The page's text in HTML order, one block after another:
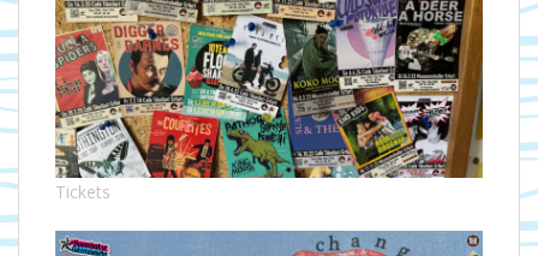
Tickets